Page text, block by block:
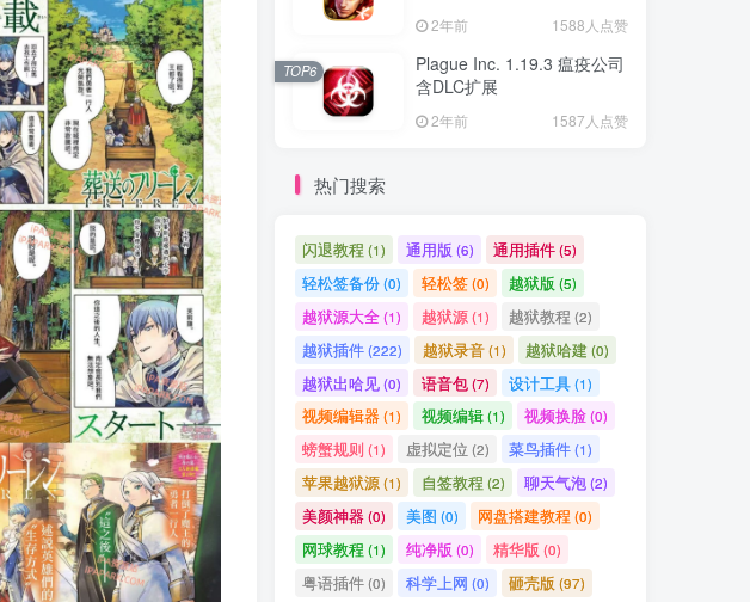
2年前 1588人点赞
Plague Inc. 1.19.3 瘟疫公司
含DLC扩展
2年前 1587人点赞
TOP6
热门搜索
闪退教程 (1) 通用版 (6) 通用插件(5)
轻松签备份(0) 轻松签(0) 越狱版 (5)
越狱源大全(1) 越狱源(1) 越狱教程 (2)
越狱插件(222) 越狱录音(1) 越狱哈建 (0)
越狱出哈见(0) 语音包(7) 设计工具(1)
视频编辑器(1) 视频编辑(1) 视频换脸(0)
螃蟹规则(1) 虚拟定位 (2) 菜鸟插件(1)
苹果越狱源(1) 自签教程 (2) 聊天气泡(2)
美颜神器(0) 美图 (0) 网盘搭建教程 (0)
网球教程 (1) 纯净版 (0) 精华版 (0)
粤语插件(0) 科学上网 (0) 砸壳版 (97)